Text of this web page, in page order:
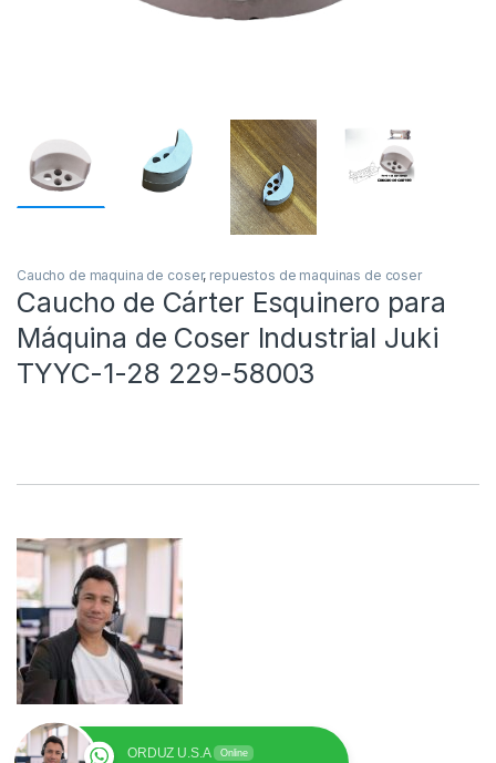
Caucho de maquina de coser, repuestos de maquinas de coser
Caucho de Cárter Esquinero para
Máquina de Coser Industrial Juki
TYYC-1-28 229-58003
ORDUZ U.S.A Online